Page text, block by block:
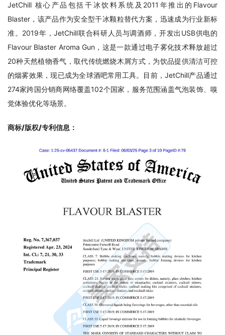
JetChill 核心产品包括干冰饮料系统及2011年推出的Flavour
Blaster，该产品作为安全型干冰颗粒替代方案，迅速成为行业新标
准。2019年，JetChill联合科研人员与调酒师，开发出USB供电的
Flavour Blaster Aroma Gun，这是一款通过电子雾化技术释放超过
20种天然植物香气，取代传统燃烧木屑方式，为饮品提供清洁可控
的烟雾效果，现已成为全球酒吧常用工具。目前，JetChill产品通过
274家跨国分销商网络覆盖102个国家，服务范围涵盖气泡装饰、嗅
觉体验优化等场景。
商标/版权/专利信息 ：